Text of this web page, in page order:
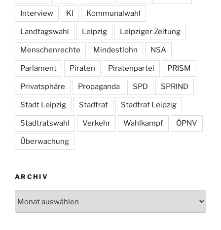
Interview KI Kommunalwahl
Landtagswahl Leipzig Leipziger Zeitung
Menschenrechte Mindestlohn NSA
Parlament Piraten Piratenpartei PRISM
Privatsphäre Propaganda SPD SPRIND
Stadt Leipzig Stadtrat Stadtrat Leipzig
Stadtratswahl Verkehr Wahlkampf ÖPNV
Überwachung
ARCHIV